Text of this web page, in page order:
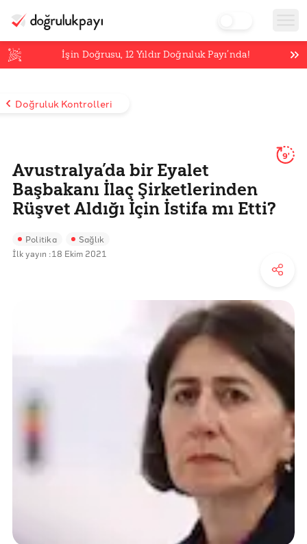
İşin Doğrusu,12 Yıldır Doğruluk Payı’nda!
Doğruluk Kontrolleri
Avustralya’da bir Eyalet
Başbakanı İlaç Şirketlerinden
Rüşvet Aldığı İçin İstifa mı Etti?
9'
Politika Sağlık
İlk yayın :18 Ekim 2021